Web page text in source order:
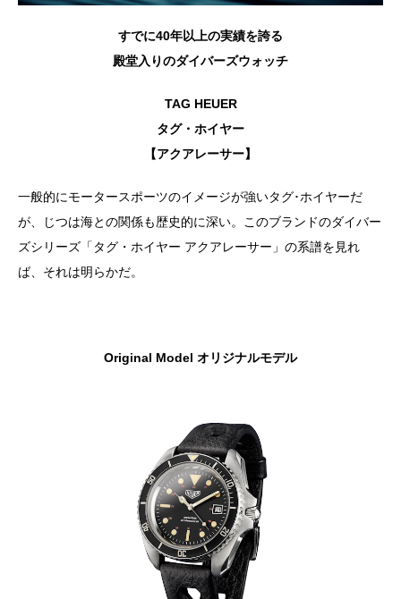
すでに40年以上の実績を誇る
殿堂入りのダイバーズウォッチ
TAG HEUER
タグ・ホイヤー
【アクアレーサー】
一般的にモータースポーツのイメージが強いタグ･ホイヤーだ
が、じつは海との関係も歴史的に深い。このブランドのダイバー
ズシリーズ「タグ・ホイヤー アクアレーサー」の系譜を見れ
ば、それは明らかだ。
Original Model オリジナルモデル